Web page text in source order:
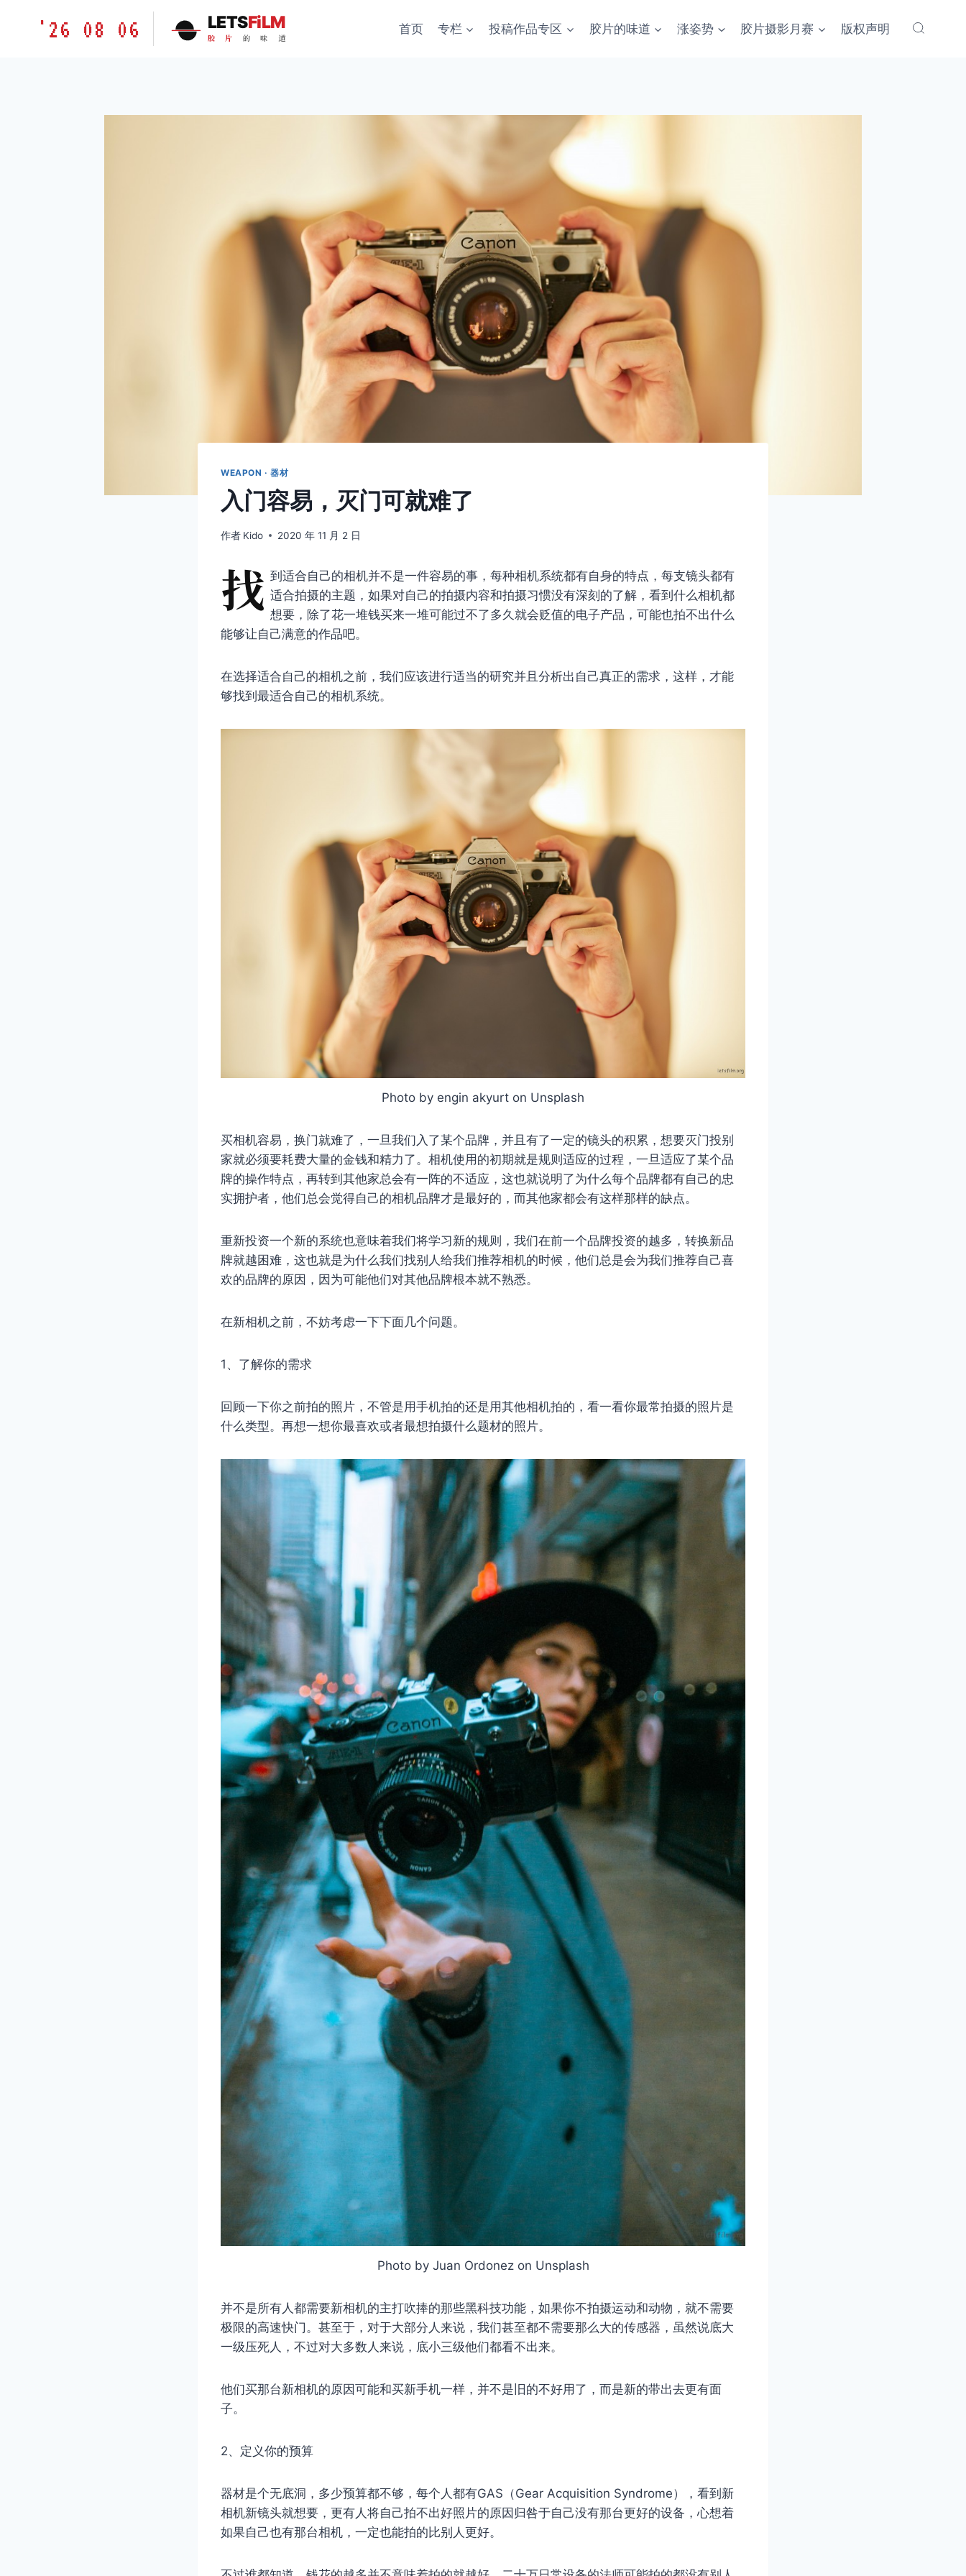
胶'26 08 06 LETSFiLM
胶 片 的 味 道
首页 专栏 投稿作品专区 胶片的味道 涨姿势 胶片摄影月赛 版权声明
WEAPON · 器材
入门容易，灭门可就难了
作者 Kido 2020 年 11 月 2 日
找 到适合自己的相机并不是一件容易的事，每种相机系统都有自身的特点，每支镜头都有
适合拍摄的主题，如果对自己的拍摄内容和拍摄习惯没有深刻的了解，看到什么相机都
想要，除了花一堆钱买来一堆可能过不了多久就会贬值的电子产品，可能也拍不出什么
能够让自己满意的作品吧。
在选择适合自己的相机之前，我们应该进行适当的研究并且分析出自己真正的需求，这样，才能
够找到最适合自己的相机系统。
Photo by engin akyurt on Unsplash
买相机容易，换门就难了，一旦我们入了某个品牌，并且有了一定的镜头的积累，想要灭门投别
家就必须要耗费大量的金钱和精力了。相机使用的初期就是规则适应的过程，一旦适应了某个品
牌的操作特点，再转到其他家总会有一阵的不适应，这也就说明了为什么每个品牌都有自己的忠
实拥护者，他们总会觉得自己的相机品牌才是最好的，而其他家都会有这样那样的缺点。
重新投资一个新的系统也意味着我们将学习新的规则，我们在前一个品牌投资的越多，转换新品
牌就越困难，这也就是为什么我们找别人给我们推荐相机的时候，他们总是会为我们推荐自己喜
欢的品牌的原因，因为可能他们对其他品牌根本就不熟悉。
在新相机之前，不妨考虑一下下面几个问题。
1、了解你的需求
回顾一下你之前拍的照片，不管是用手机拍的还是用其他相机拍的，看一看你最常拍摄的照片是
什么类型。再想一想你最喜欢或者最想拍摄什么题材的照片。
Photo by Juan Ordonez on Unsplash
并不是所有人都需要新相机的主打吹捧的那些黑科技功能，如果你不拍摄运动和动物，就不需要
极限的高速快门。甚至于，对于大部分人来说，我们甚至都不需要那么大的传感器，虽然说底大
一级压死人，不过对大多数人来说，底小三级他们都看不出来。
他们买那台新相机的原因可能和买新手机一样，并不是旧的不好用了，而是新的带出去更有面
子。
2、定义你的预算
器材是个无底洞，多少预算都不够，每个人都有GAS（Gear Acquisition Syndrome），看到新
相机新镜头就想要，更有人将自己拍不出好照片的原因归咎于自己没有那台更好的设备，心想着
如果自己也有那台相机，一定也能拍的比别人更好。